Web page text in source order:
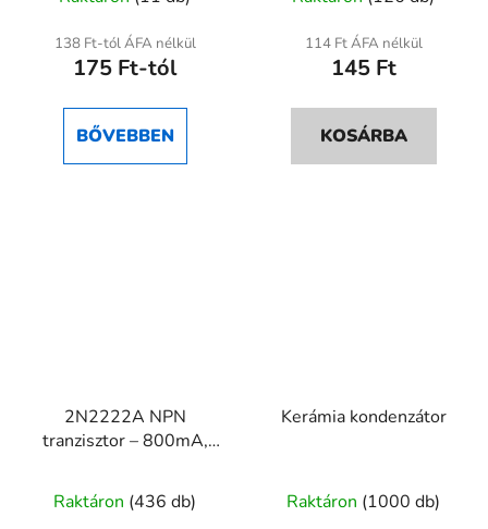
138 Ft-tól ÁFA nélkül
175 Ft-tól
BŐVEBBEN
termék
átlagos
értékelése
ből
114 Ft ÁFA nélkül
145 Ft
KOSÁRBA
2N2222A NPN
tranzisztor – 800mA,
termék
Raktáron (436 db)
Kerámia kondenzátor
Raktáron (1000 db)